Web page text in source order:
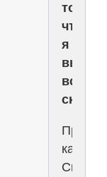
то
что
я
все